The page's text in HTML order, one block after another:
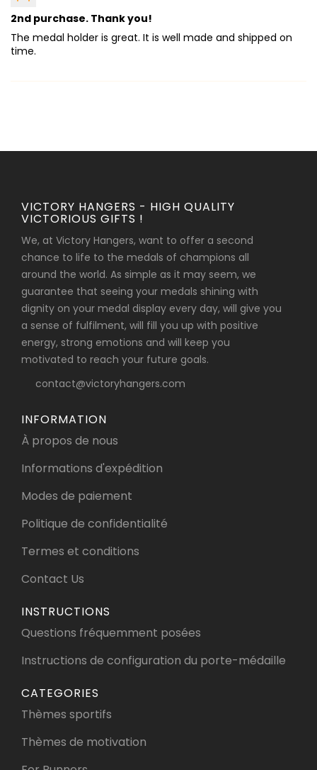
2nd purchase. Thank you!
The medal holder is great. It is well made and shipped on
time.
VICTORY HANGERS - HIGH QUALITY
VICTORIOUS GIFTS !
We, at Victory Hangers, want to offer a second
chance to life to the medals of champions all
around the world. As simple as it may seem, we
guarantee that seeing your medals shining with
dignity on your medal display every day, will give you
a sense of fulfilment, will fill you up with positive
energy, strong emotions and will keep you
motivated to reach your future goals.
contact@victoryhangers.com
INFORMATION
À propos de nous
Informations d'expédition
Modes de paiement
Politique de confidentialité
Termes et conditions
Contact Us
INSTRUCTIONS
Questions fréquemment posées
Instructions de configuration du porte-médaille
CATEGORIES
Thèmes sportifs
Thèmes de motivation